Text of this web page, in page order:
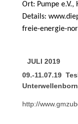
Ort: Pumpe e.V.,
Details:
freie-energie-
JULI 2019
09.-11.07.19
Unterwellenborn
http://